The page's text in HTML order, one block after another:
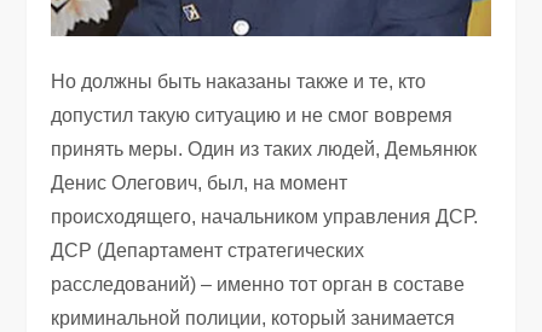
Но должны быть наказаны также и те, кто
допустил такую ситуацию и не смог вовремя
принять меры. Один из таких людей, Демьянюк
Денис Олегович, был, на момент
происходящего, начальником управления ДСР.
ДСР (Департамент стратегических
расследований) – именно тот орган в составе
криминальной полиции, который занимается